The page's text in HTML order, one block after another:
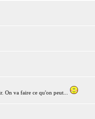
On va faire ce qu'on peut...